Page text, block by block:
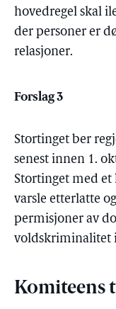
hovedregel skal
der personer er
relasjoner.
Forslag 3
Stortinget ber
senest innen 1.
Stortinget med
varsle etterlatte
permisjoner av
voldskriminalitet
Komiteens